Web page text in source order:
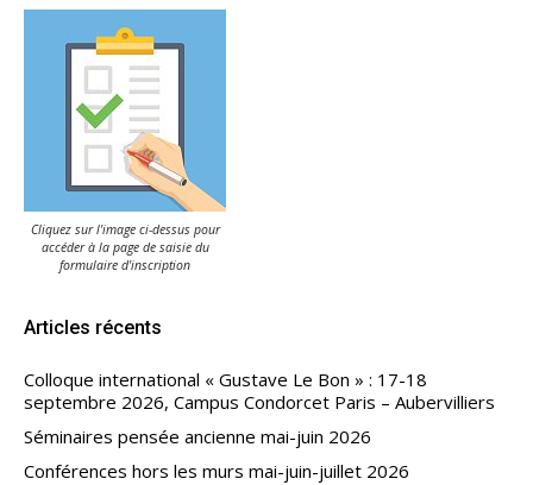
Cliquez sur l'image ci-dessus pour
accéder à la page de saisie du
formulaire d'inscription
Articles récents
Colloque international « Gustave Le Bon » : 17-18
septembre 2026, Campus Condorcet Paris – Aubervilliers
Séminaires pensée ancienne mai-juin 2026
Conférences hors les murs mai-juin-juillet 2026